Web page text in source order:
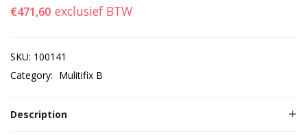
€471,60 exclusief BTW
SKU: 100141
Category: Mulitifix B
Description